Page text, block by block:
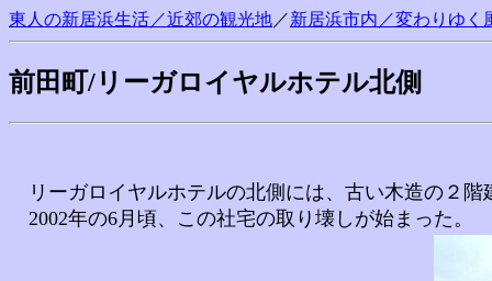
東人の新居浜生活／近郊の観光地／新居浜市内／変わりゆく
前田町/リーガロイヤルホテル北側
リーガロイヤルホテルの北側には、古い木造の２階
2002年の6月頃、この社宅の取り壊しが始まった。